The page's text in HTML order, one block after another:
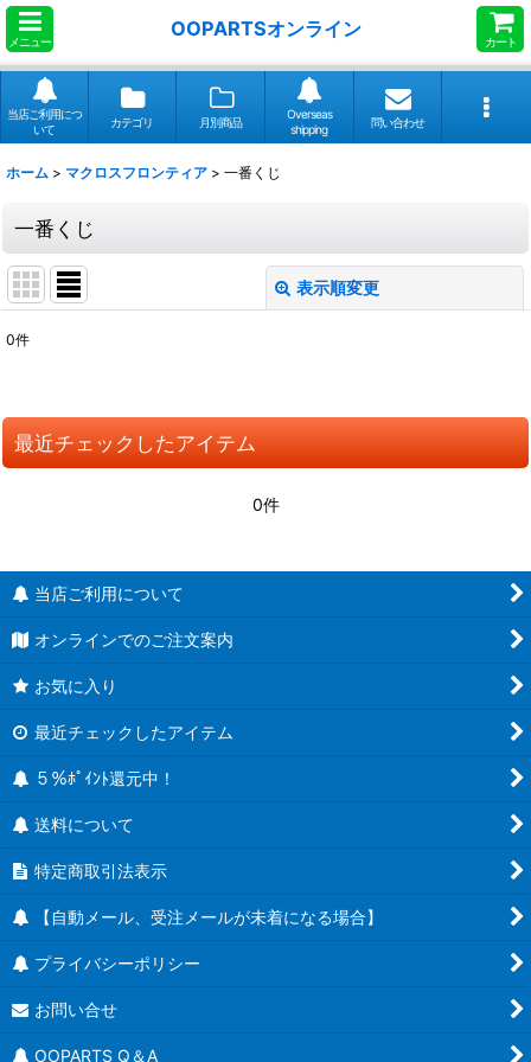
メニュー
OOPARTSオンライン
カート
当店ご利用につ
いて
カテゴリ 月別商品
Overseas
shipping
問い合わせ
ホーム > マクロスフロンティア > 一番くじ
一番くじ
表示順変更
並び順:
0件
最近チェックしたアイテム
0件
当店ご利用について
オンラインでのご注文案内
お気に入り
最近チェックしたアイテム
５％ﾎﾟｲﾝﾄ還元中！
送料について
特定商取引法表示
【自動メール、受注メールが未着になる場合】
プライバシーポリシー
お問い合せ
OOPARTS Q＆A